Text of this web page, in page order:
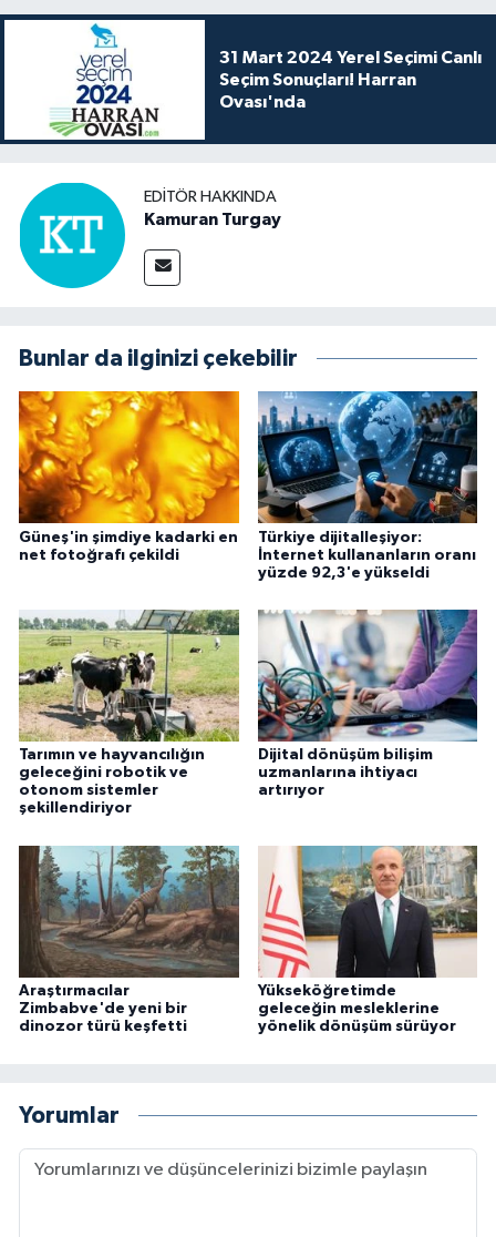
31 Mart 2024 Yerel Seçimi Canlı
Seçim Sonuçları! Harran
Ovası'nda
EDITÖR HAKKINDA
Kamuran Turgay
Bunlar da ilginizi çekebilir
Güneş'in şimdiye kadarki en
net fotoğrafı çekildi
Türkiye dijitalleşiyor:
İnternet kullananların oranı
yüzde 92,3'e yükseldi
Tarımın ve hayvancılığın
geleceğini robotik ve
otonom sistemler
şekillendiriyor
Dijital dönüşüm bilişim
uzmanlarına ihtiyacı
artırıyor
Araştırmacılar
Zimbabve'de yeni bir
dinozor türü keşfetti
Yükseköğretimde
geleceğin mesleklerine
yönelik dönüşüm sürüyor
Yorumlar